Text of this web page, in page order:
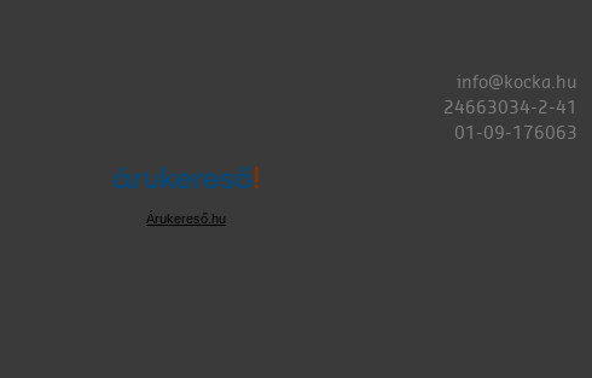
info@kocka.hu
24663034-2-41
01-09-176063
Árukereső.hu